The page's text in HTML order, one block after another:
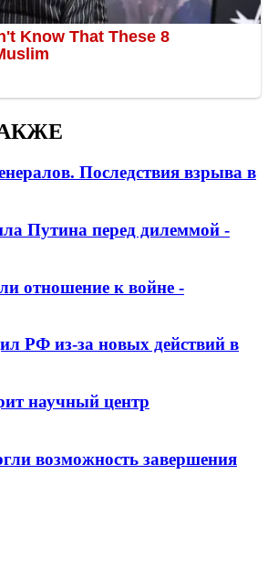
Последствия взрыва в
Путина перед дилеммой -
отношение к войне -
РФ из-за новых действий в
научный центр
возможность завершения